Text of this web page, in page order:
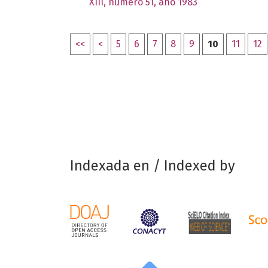
<< < 5 6 7 8 9 10 11 12
Indexada en / Indexed by